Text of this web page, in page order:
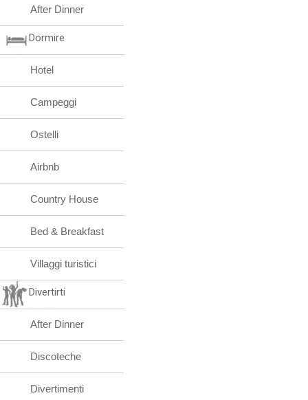
After Dinner
Dormire
Hotel
Campeggi
Ostelli
Airbnb
Country House
Bed & Breakfast
Villaggi turistici
Divertirti
After Dinner
Discoteche
Divertimenti